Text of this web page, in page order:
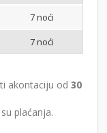
7 noći
7 noći
akontaciju od 30
plaćanja.